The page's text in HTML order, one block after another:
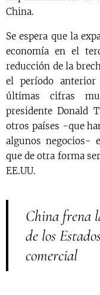
China.
Se espera que la
economía en el
reducción de la
el período
últimas cifras
presidente Donald
otros países -que
algunos negocios-
que de otra forma
EE.UU.
China frena
de los
comercial